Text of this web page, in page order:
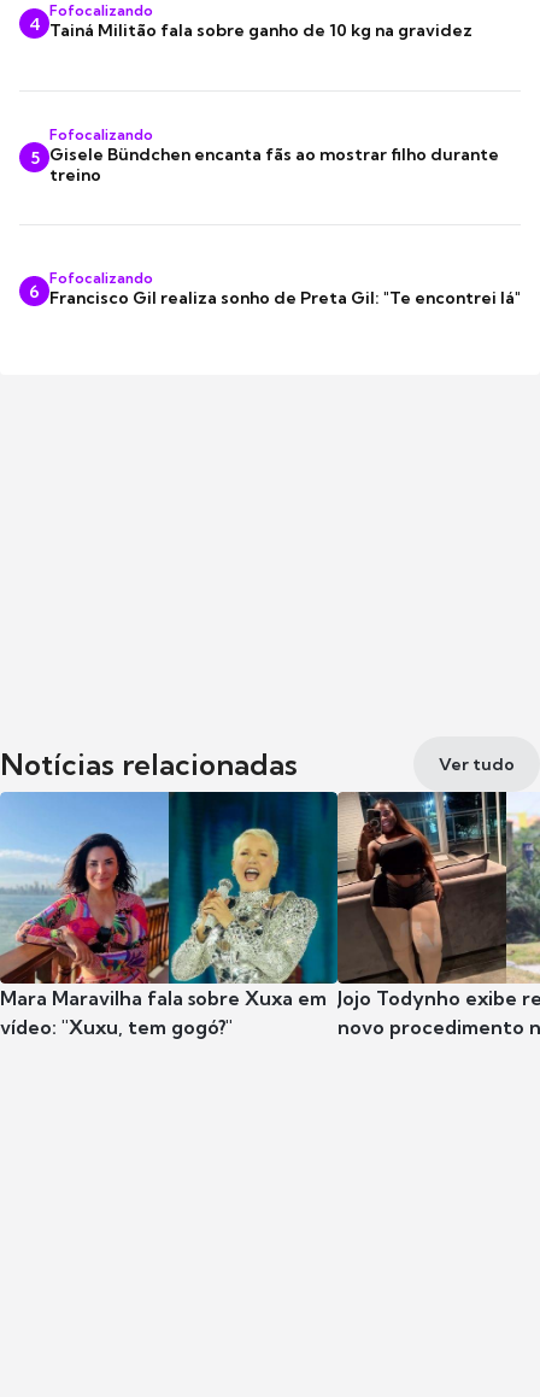
4
Fofocalizando
Tainá Militão fala sobre ganho de 10 kg na gravidez
5
Fofocalizando
Gisele Bündchen encanta fãs ao mostrar filho durante
treino
6
Fofocalizando
Francisco Gil realiza sonho de Preta Gil: "Te encontrei lá"
Notícias relacionadas Ver tudo
Mara Maravilha fala sobre Xuxa em
vídeo: "Xuxu, tem gogó?"
Jojo Todynho exibe
novo procedimento